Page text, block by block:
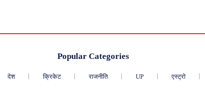
Popular Categories
देश क्रिकेट राजनीति UP एस्ट्रो